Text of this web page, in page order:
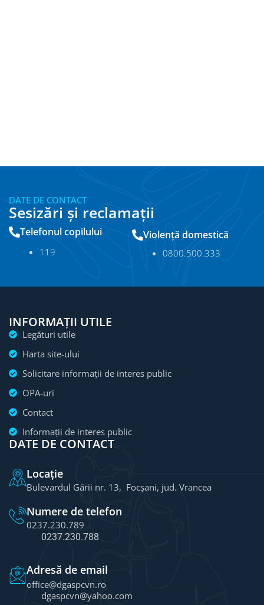
DATE DE CONTACT
Sesizări și reclamații
Telefonul copilului
11 9
Violență domestică
0800.500.333
INFORMAȚII UTILE
Legături utile
Harta site-ului
Solicitare informații de interes public
OPA-uri
Contact
Informații de interes public
DATE DE CONTACT
Locație
Bulevardul Gării nr. 13, Focșani, jud. Vrancea
Numere de telefon
0237.230.789
0237.230.788
Adresă de email
office@dgaspcvn.ro
dgaspcvn@yahoo.com